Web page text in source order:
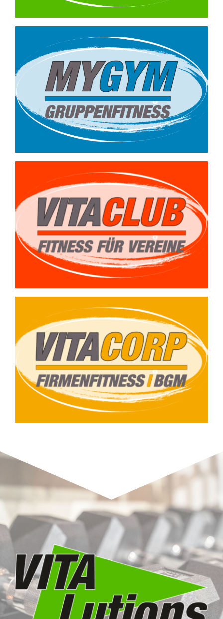
Kleingruppentraining
bis max. 8 Personen
–
ab 9,90 €/ Woche
Gern unterbreiten
wir Ihnen ein
Angebot.
Gern unterbreiten
wir Ihnen ein
Angebot.